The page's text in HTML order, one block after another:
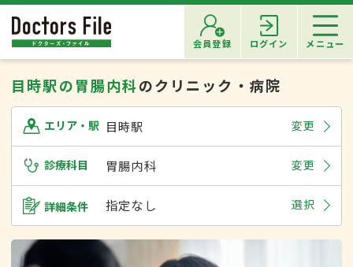
会員登録 ログイン メニュー
目時駅の胃腸内科のクリニック・病院
エリア・駅 目時駅 変更
診療科目 胃腸内科 変更
詳細条件 指定なし 選択